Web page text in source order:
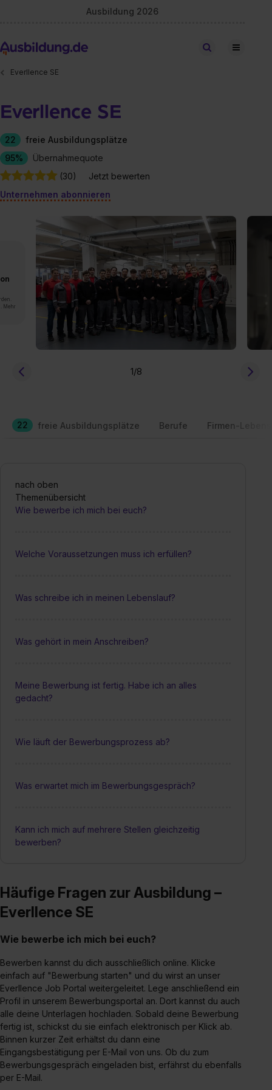
Ausbildung 2026
Stellen finden
Everllence SE
Everllence SE
22
freie Ausbildungsplätze
95%
Übernahmequote
(30)
Jetzt bewerten
Unternehmen abonnieren
Mehr
1/8
22 freie Ausbildungsplätze Berufe Firmen-
nach oben
Themenübersicht
Wie bewerbe ich mich bei euch?
Welche Voraussetzungen muss ich erfüllen?
Was schreibe ich in meinen Lebenslauf?
Was gehört in mein Anschreiben?
Meine Bewerbung ist fertig. Habe ich an alles
gedacht?
Wie läuft der Bewerbungsprozess ab?
Was erwartet mich im Bewerbungsgespräch?
Kann ich mich auf mehrere Stellen gleichzeitig
bewerben?
Häufige Fragen zur Ausbildung –
Everllence SE
Wie bewerbe ich mich bei euch?
Bewerben kannst du dich ausschließlich online. Klicke
einfach auf "Bewerbung starten" und du wirst an unser
Everllence Job Portal weitergeleitet. Lege anschließend ein
Profil in unserem Bewerbungsportal an. Dort kannst du auch
alle deine Unterlagen hochladen. Sobald deine Bewerbung
fertig ist, schickst du sie einfach elektronisch per Klick ab.
Binnen kurzer Zeit erhältst du dann eine
Eingangsbestätigung per E-Mail von uns. Ob du zum
Bewerbungsgespräch eingeladen bist, erfährst du ebenfalls
per E-Mail.